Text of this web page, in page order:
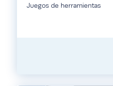
Juegos de herramientas